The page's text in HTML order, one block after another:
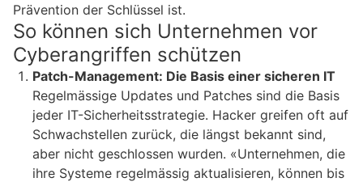
Prävention der Schlüssel ist.
So können sich Unternehmen vor
Cyberangriffen schützen
Patch-Management: Die Basis einer sicheren IT
Regelmässige Updates und Patches sind die Basis
jeder IT-Sicherheitsstrategie. Hacker greifen oft auf
Schwachstellen zurück, die längst bekannt sind,
aber nicht geschlossen wurden. «Unternehmen, die
ihre Systeme regelmässig aktualisieren, können bis